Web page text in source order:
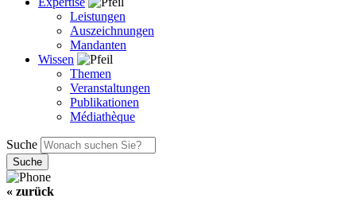
Leistungen
Auszeichnungen
Mandanten
Wissen
Themen
Veranstaltungen
Publikationen
Médiathèque
Suche
« zurück